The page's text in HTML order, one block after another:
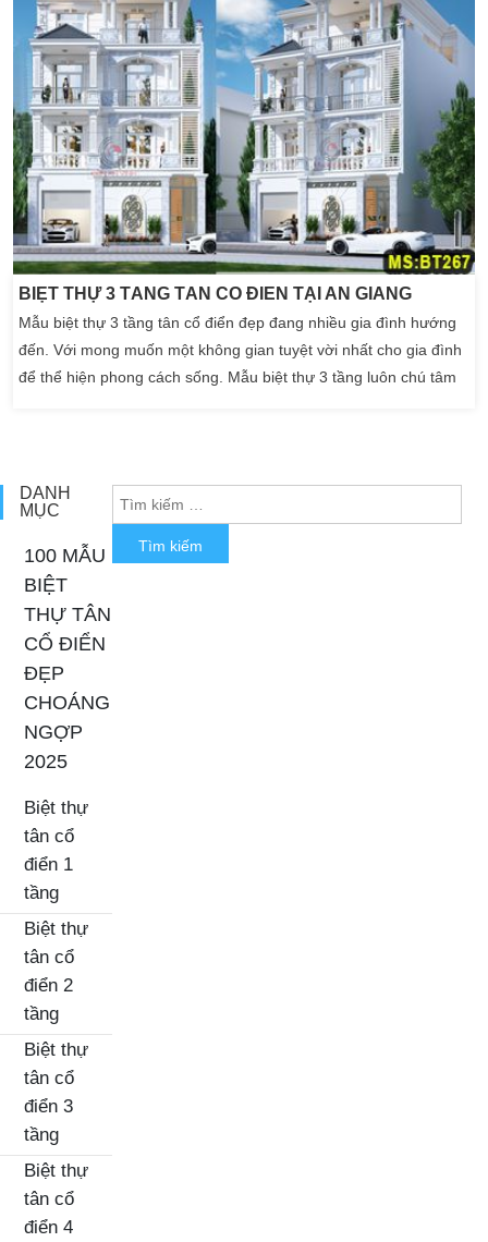
BIỆT THỰ 3 TẦNG TÂN CỔ ĐIỂN TẠI AN GIANG
Mẫu biệt thự 3 tầng tân cổ điển đẹp đang nhiều gia đình hướng
đến. Với mong muốn một không gian tuyệt vời nhất cho gia đình
để thể hiện phong cách sống. Mẫu biệt thự 3 tầng luôn chú tâm
DANH
MỤC
100 MẪU
BIỆT
THỰ TÂN
CỔ ĐIỂN
ĐẸP
CHOÁNG
NGỢP
2025
Biệt thự
tân cổ
điển 1
tầng
Biệt thự
tân cổ
điển 2
tầng
Biệt thự
tân cổ
điển 3
tầng
Biệt thự
tân cổ
điển 4